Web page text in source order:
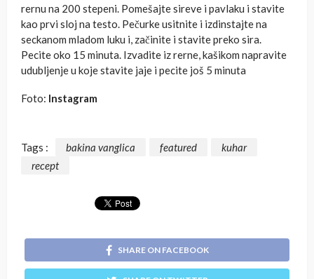
rernu na 200 stepeni. Pomešajte sireve i pavlaku i stavite
kao prvi sloj na testo. Pečurke usitnite i izdinstajte na
seckanom mladom luku i, začinite i stavite preko sira.
Pecite oko 15 minuta. Izvadite iz rerne, kašikom napravite
udubljenje u koje stavite jaje i pecite još 5 minuta
Foto: Instagram
Tags : bakina vanglica featured
kuhar
recept
SHARE ON FACEBOOK